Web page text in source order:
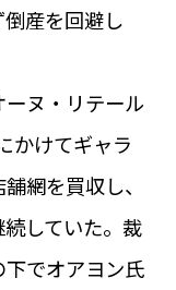
解くフランス
せ
ー
産を回避し
ヌ・リテール
かけてギャラ
網を買収し、
していた。裁
でオアヨン氏